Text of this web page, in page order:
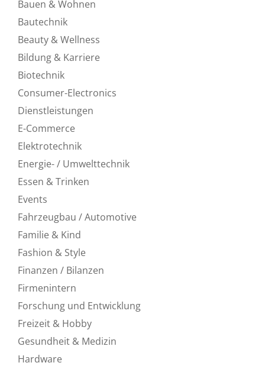
Bauen & Wohnen
Bautechnik
Beauty & Wellness
Bildung & Karriere
Biotechnik
Consumer-Electronics
Dienstleistungen
E-Commerce
Elektrotechnik
Energie- / Umwelttechnik
Essen & Trinken
Events
Fahrzeugbau / Automotive
Familie & Kind
Fashion & Style
Finanzen / Bilanzen
Firmenintern
Forschung und Entwicklung
Freizeit & Hobby
Gesundheit & Medizin
Hardware